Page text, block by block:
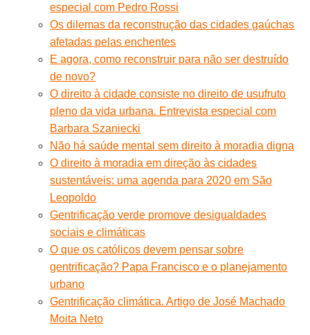
especial com Pedro Rossi
Os dilemas da reconstrução das cidades gaúchas
afetadas pelas enchentes
E agora, como reconstruir para não ser destruído
de novo?
O direito à cidade consiste no direito de usufruto
pleno da vida urbana. Entrevista especial com
Barbara Szaniecki
Não há saúde mental sem direito à moradia digna
O direito à moradia em direção às cidades
sustentáveis: uma agenda para 2020 em São
Leopoldo
Gentrificação verde promove desigualdades
sociais e climáticas
O que os católicos devem pensar sobre
gentrificação? Papa Francisco e o planejamento
urbano
Gentrificação climática. Artigo de José Machado
Moita Neto